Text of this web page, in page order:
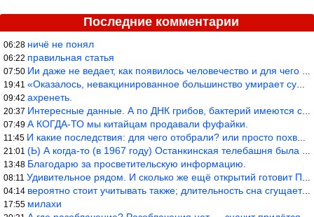
Последние комментарии
06:28 ничё не понял
06:22 правильная статья
07:50 Ии даже не ведает, как появилось человечество и для чего оно сущ
19:41 «Оказалось, невакцинированное большинство умирает существенно ча
09:42 ахренеть.
20:37 Интересные данные. А по ДНК грибов, бактерий имеются сведения из
07:49 А КОГДА-ТО мы китайцам продавали фуфайки.
11:45 И какие последствия: для чего отобрали? или просто похвастались.
21:01 (Ь) А когда-то (в 1967 году) Останкинская телебашня была самым в
13:48 Благодарю за просветительскую информацию.
08:11 Удивительное рядом. И сколько же ещё открытий готовит Просвещень
04:14 вероятно стоит учитывать также; длительность сна сгущает кровото
17:55 милахи